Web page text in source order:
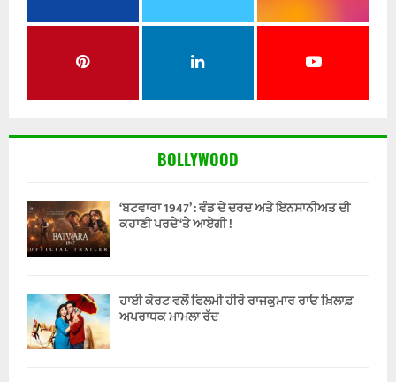
BOLLYWOOD
‘ਬਟਵਾਰਾ 1947’ : ਵੰਡ ਦੇ ਦਰਦ ਅਤੇ ਇਨਸਾਨੀਅਤ ਦੀ
ਕਹਾਣੀ ਪਰਦੇ ‘ਤੇ ਆਏਗੀ !
ਹਾਈ ਕੋਰਟ ਵਲੋਂ ਫਿਲਮੀ ਹੀਰੋ ਰਾਜਕੁਮਾਰ ਰਾਓ ਖ਼ਿਲਾਫ਼
ਅਪਰਾਧਕ ਮਾਮਲਾ ਰੱਦ